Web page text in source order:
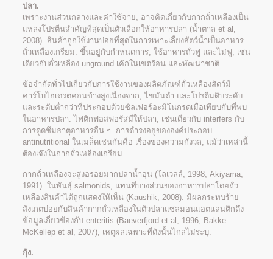
ปลา.
เพราะงานส่วนกลางและค่าใช้จ่าย, อาจคิดเกี่ยวกับกากถั่วเหลืองเป็น
แหล่งโปรตีนสำคัญที่สุดเป็นตัวเลือกให้อาหารปลา (น้ำตาล et al,
2008). สินค้าถูกใช้งานบ่อยที่สุดในการเพาะเลี้ยงสัตว์น้ำเป็นอาหาร
ถั่วเหลืองเกรียม. ขึ้นอยู่กับกำหนดการ, ใช้อาหารถั่วฟู และไม่ฟู, เช่น
เดียวกับถั่วเหลือง unground เค้กในเขตร้อน และพัฒนาชาติ.
ข้อจำกัดทั่วไปเกี่ยวกับการใช้งานของผลิตภัณฑ์ถั่วเหลืองสัตว์มี
คาร์โบไฮเดรตค่อนข้างสูงเนื่องจาก, ไขมันต่ำ และโปรตีนดิบระดับ
และระดับต่ำกว่าที่ประกอบด้วยซัลเฟอร์อะมิโนกรดเมื่อเทียบกับที่พบ
ในอาหารปลา. ไฟติกฟอสฟอรัสมีให้ปลา, เช่นเดียวกับ interfers กับ
การดูดซึมธาตุอาหารอื่น ๆ. การดำรงอยู่ขององค์ประกอบ
antinutritional ในเมล็ดเช่นกันคือ เรื่องของความกังวล, แม้ว่าเหล่านี้
ต้องเจ๊งในกากถั่วเหลืองเกรียม.
กากถั่วเหลืองจะสูงอร่อยมากปลาน้ำอุ่น (โลเวลล์, 1998; Akiyama,
1991). ในพันธุ์ salmonids, แทนที่บางส่วนของอาหารปลาโดยถั่ว
เหลืองสินค้าได้ถูกแสดงให้เห็น (Kaushik, 2008). มีผลกระทบร้าย
สังเกตบ่อยกับสินค้ากากถั่วเหลืองในตัวปลาแซลมอนแอตแลนติกดึง
ข้อมูลเกี่ยวข้องกับ enteritis (Baeverfjord et al, 1996; Bakke
McKellep et al, 2007), เหตุผลเฉพาะที่ดังนั้นไกลไม่ระบุ.
กุ้ง.